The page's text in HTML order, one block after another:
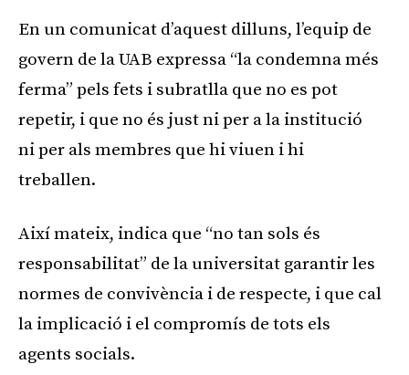
En un comunicat d’aquest dilluns, l’equip de
govern de la UAB expressa “la condemna més
ferma” pels fets i subratlla que no es pot
repetir, i que no és just ni per a la institució
ni per als membres que hi viuen i hi
treballen.
Així mateix, indica que “no tan sols és
responsabilitat” de la universitat garantir les
normes de convivència i de respecte, i que cal
la implicació i el compromís de tots els
agents socials.